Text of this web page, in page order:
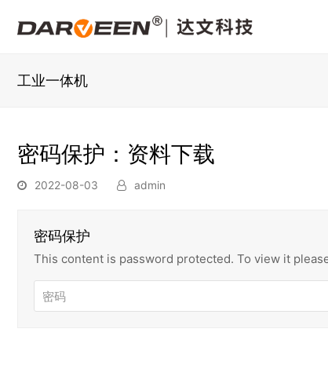
工业一体机
密码保护：资料下载
2022-08-03 admin
密码保护
This content is password protected. To view it